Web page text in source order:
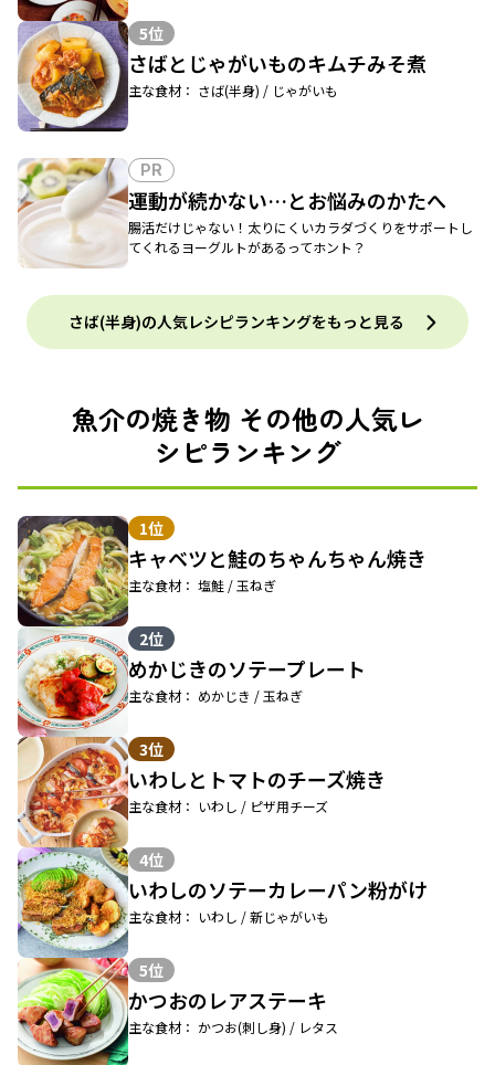
5位
さばとじゃがいものキムチみそ煮
主な食材： さば(半身) / じゃがいも
PR
運動が続かない…とお悩みのかたへ
腸活だけじゃない！太りにくいカラダづくりをサポートし
てくれるヨーグルトがあるってホント？
さば(半身)の人気レシピランキングをもっと見る
魚介の焼き物 その他の人気レ
シピランキング
1位
キャベツと鮭のちゃんちゃん焼き
主な食材： 塩鮭 / 玉ねぎ
2位
めかじきのソテープレート
主な食材： めかじき / 玉ねぎ
3位
いわしとトマトのチーズ焼き
主な食材： いわし / ピザ用チーズ
4位
いわしのソテーカレーパン粉がけ
主な食材： いわし / 新じゃがいも
5位
かつおのレアステーキ
主な食材： かつお(刺し身) / レタス